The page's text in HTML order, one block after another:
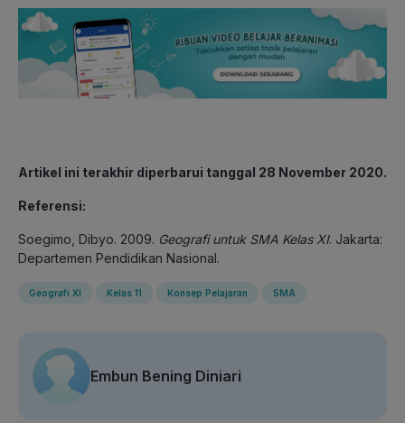
Artikel ini terakhir diperbarui tanggal 28 November 2020.
Referensi:
Soegimo, Dibyo. 2009. Geografi untuk SMA Kelas XI. Jakarta:
Departemen Pendidikan Nasional.
Geografi XI Kelas 11 Konsep Pelajaran SMA
Embun Bening Diniari